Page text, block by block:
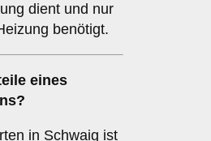
dient und nur
benötigt.
eines
?
in Schwaig ist